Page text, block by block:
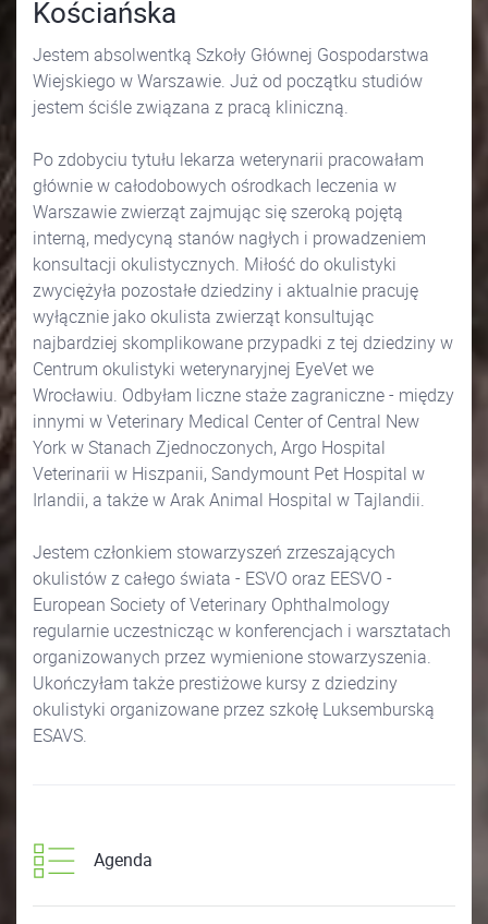
Kościańska
Jestem absolwentką Szkoły Głównej Gospodarstwa
Wiejskiego w Warszawie. Już od początku studiów
jestem ściśle związana z pracą kliniczną.
Po zdobyciu tytułu lekarza weterynarii pracowałam
głównie w całodobowych ośrodkach leczenia w
Warszawie zwierząt zajmując się szeroką pojętą
interną, medycyną stanów nagłych i prowadzeniem
konsultacji okulistycznych. Miłość do okulistyki
zwyciężyła pozostałe dziedziny i aktualnie pracuję
wyłącznie jako okulista zwierząt konsultując
najbardziej skomplikowane przypadki z tej dziedziny w
Centrum okulistyki weterynaryjnej EyeVet we
Wrocławiu. Odbyłam liczne staże zagraniczne - między
innymi w Veterinary Medical Center of Central New
York w Stanach Zjednoczonych, Argo Hospital
Veterinarii w Hiszpanii, Sandymount Pet Hospital w
Irlandii, a także w Arak Animal Hospital w Tajlandii.
Jestem członkiem stowarzyszeń zrzeszających
okulistów z całego świata - ESVO oraz EESVO -
European Society of Veterinary Ophthalmology
regularnie uczestnicząc w konferencjach i warsztatach
organizowanych przez wymienione stowarzyszenia.
Ukończyłam także prestiżowe kursy z dziedziny
okulistyki organizowane przez szkołę Luksemburską
ESAVS.
Agenda